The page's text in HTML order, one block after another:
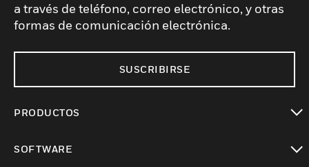
a través de teléfono, correo electrónico, y otras
formas de comunicación electrónica.
SUSCRIBIRSE
PRODUCTOS
SOFTWARE